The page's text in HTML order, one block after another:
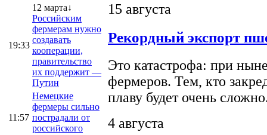
19:33
12 марта↓
Российским
фермерам нужно
создавать
кооперации,
правительство
их поддержит —
Путин
11:57
Немецкие
фермеры сильно
пострадали от
российского
15 августа
Рекордный экспорт
Это катастрофа: при
фермеров. Тем, кто
плаву будет очень
4 августа